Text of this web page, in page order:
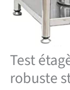
Test
robuste